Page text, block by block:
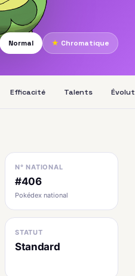
Normal
★ Chromatique
Efficacité Talents
N° NATIONAL
#406
Pokédex national
STATUT
Standard